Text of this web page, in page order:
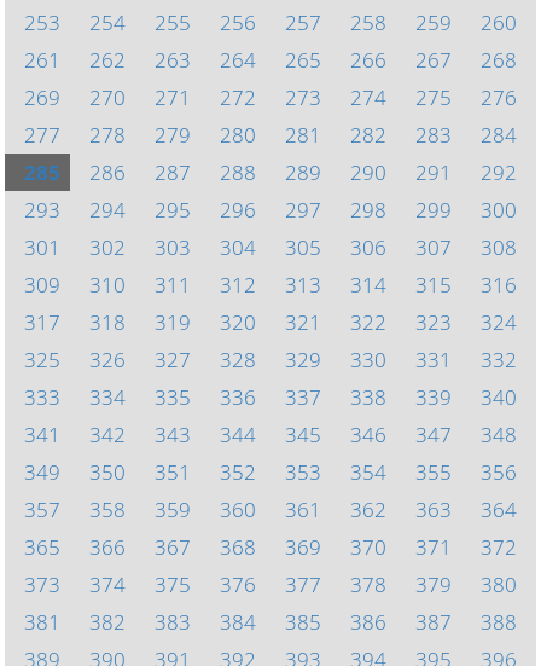
253
254 255 256 257 258 259
260
261
262 263 264 265 266 267
268
269
270 271 272 273 274 275
276
277
278 279 280 281 282 283
284
285
286 287 288 289 290 291
292
293
294 295 296 297 298 299
300
301
302 303 304 305 306 307
308
309
310 311 312 313 314 315
316
317
318 319 320 321 322 323
324
325
326 327 328 329 330 331
332
333
334 335 336 337 338 339
340
341
342 343 344 345 346 347
348
349
350 351 352 353 354 355
356
357
358 359 360 361 362 363
364
365
366 367 368 369 370 371
372
373
374 375 376 377 378 379
380
381
382 383 384 385 386 387
388
389
390 391 392 393 394 395 396